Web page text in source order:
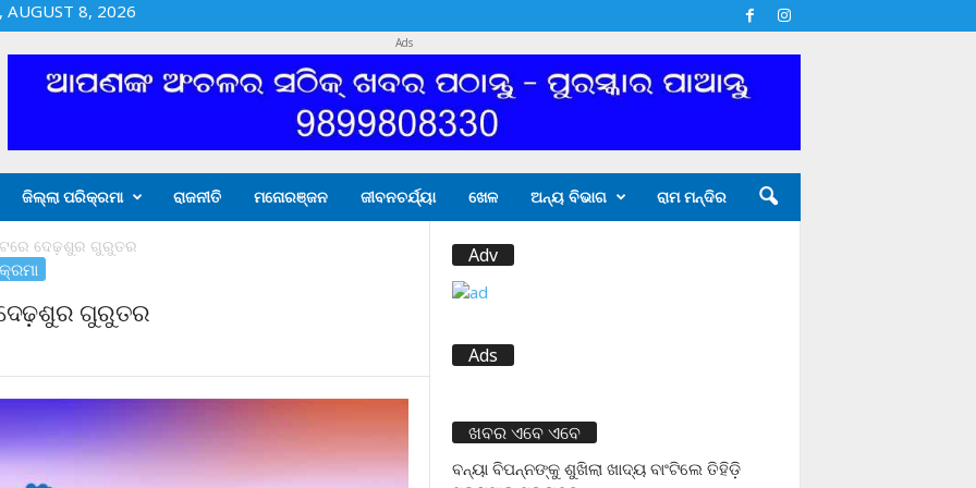
AUGUST 8, 2026
Ads
ଜିଲ୍ଲା ପରିକ୍ରମା ରାଜନୀତି ମନୋରଞ୍ଜନ ଜୀବନଚର୍ଯ୍ୟା ଖେଳ ଅନ୍ୟ ବିଭାଗ ରାମ ମନ୍ଦିର
ଦେଢ଼ଶୁର ଗୁରୁତର
ଗୁରୁତର
Adv
Ads
ଖବର ଏବେ ଏବେ
ବନ୍ୟା ବିପନ୍ନଙ୍କୁ ଶୁଖିଲା ଖାଦ୍ୟ ବାଂଟିଲେ ତିହିଡି଼